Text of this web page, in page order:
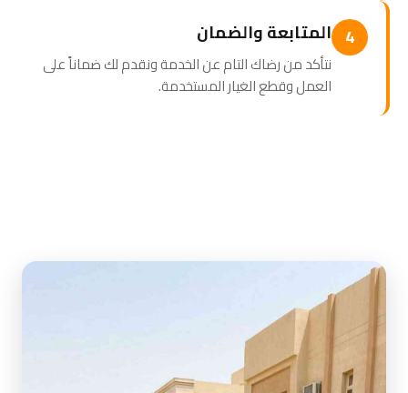
4 المتابعة والضمان
نتأكد من رضاك التام عن الخدمة ونقدم لك ضماناً على
العمل وقطع الغيار المستخدمة.